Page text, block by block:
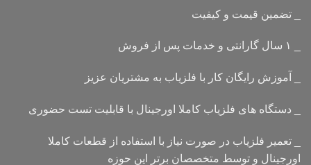
_ تضمین قیمت و کیفیت
_ آموزش رایگان کار با فلزیاب به مشتریان عزیز
_ دستگاه های فلزیاب کاملا اورجینال با قابلیت تست حضوری
_ تعمیر فلزیاب در صورت نیاز با استفاده از قطعات کاملا
اورجینال و توسط متخصصان برتر این حوزه